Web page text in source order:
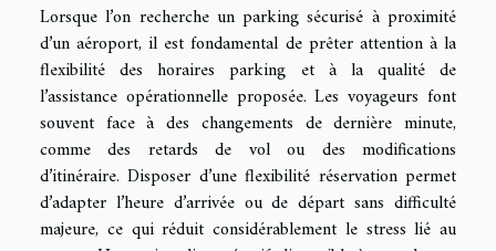
Lorsque l’on recherche un parking sécurisé à proximité
d’un aéroport, il est fondamental de prêter attention à la
flexibilité des horaires parking et à la qualité de
l’assistance opérationnelle proposée. Les voyageurs font
souvent face à des changements de dernière minute,
comme des retards de vol ou des modifications
d’itinéraire. Disposer d’une flexibilité réservation permet
d’adapter l’heure d’arrivée ou de départ sans difficulté
majeure, ce qui réduit considérablement le stress lié au